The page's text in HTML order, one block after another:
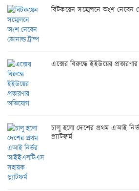
বিটকয়েন সম্মেলনে অংশ নেবেন
এক্সের বিরুদ্ধে ইইউয়ের
চালু হলো দেশের প্রথম এআই
প্ল্যাটফর্ম